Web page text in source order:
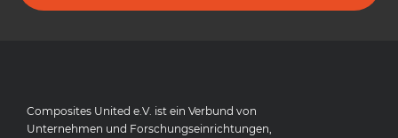
Composites United e.V. ist ein Verbund von
Unternehmen und Forschungseinrichtungen,